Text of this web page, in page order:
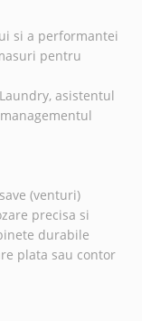
si a performantei
pentru
asistentul
(venturi)
precisa si
durabile
plata sau contor